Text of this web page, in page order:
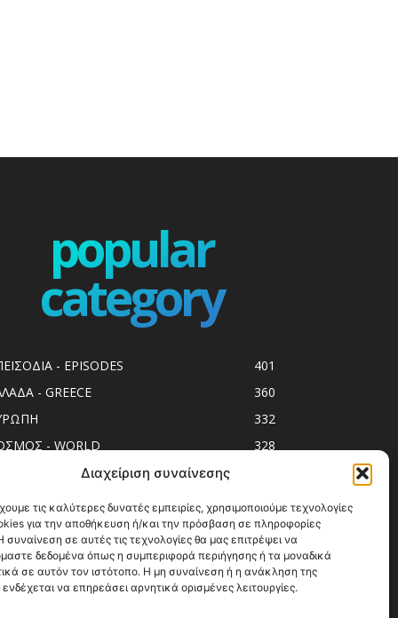
Διαχείριση συναίνεσης
τις καλύτερες δυνατές εμπειρίες, χρησιμοποιούμε τεχνολογίες
για την αποθήκευση ή/και την πρόσβαση σε πληροφορίες
σε αυτές τις τεχνολογίες θα μας επιτρέψει να
δεδομένα όπως η συμπεριφορά περιήγησης ή τα μοναδικά
σε αυτόν τον ιστότοπο. Η μη συναίνεση ή η ανάκληση της
να επηρεάσει αρνητικά ορισμένες λειτουργίες.
popular
category
- EPISODES
401
- GREECE
360
332
- WORLD
328
spots
293
Release
250
245
ΟΔΗΓΟΙ
215